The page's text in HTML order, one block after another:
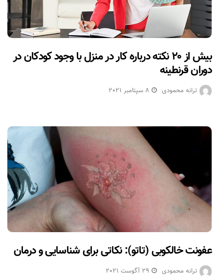
بیش از ۲۰ نکته درباره کار در منزل با وجود کودکان در
دوران قرنطینه
ترانه محمودی 8 سپتامبر 2021
عفونت خالکوبی (تاتو): نکاتی برای شناسایی و درمان
ترانه محمودی 29 آگوست 2021